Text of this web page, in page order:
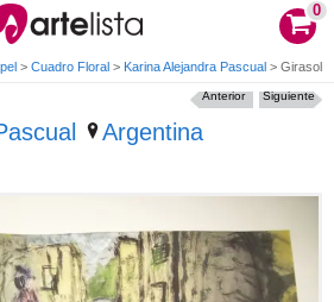
0
> Cuadro Floral > Karina Alejandra Pascual > Girasol
Argentina
Siguiente
Anterior